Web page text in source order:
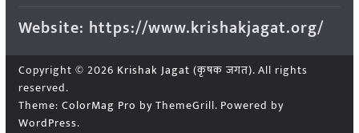
Website: https://www.krishakjagat.org/
Copyright © 2026 Krishak Jagat (कृषक जगत). All rights
reserved.
Theme: ColorMag Pro by ThemeGrill. Powered by
WordPress.